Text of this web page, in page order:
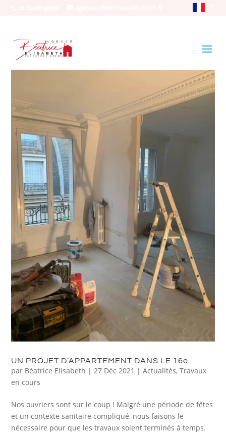
UN PROJET D’APPARTEMENT DANS LE 16e
par Béatrice Elisabeth | 27 Déc 2021 |Actualités,Travaux
en cours
Nos ouvriers sont sur le coup ! Malgré une période de fêtes
et un contexte sanitaire compliqué, nous faisons le
nécessaire pour que les travaux soient terminés à temps.